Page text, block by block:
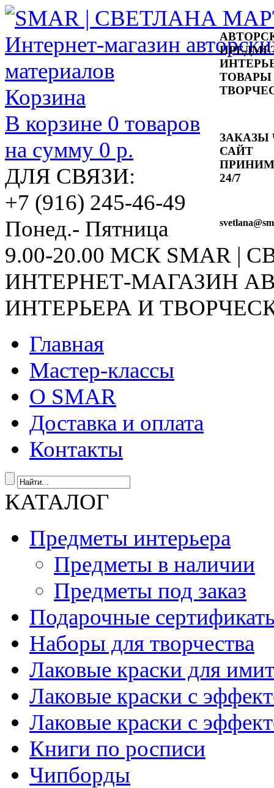
ТОВАРЫ
ЗАКАЗЫ
САЙТ
24/7
svetlana
Корзина
В корзине 0 товаров
на сумму 0 р.
ДЛЯ СВЯЗИ:
+7 (916) 245-46-49
Понед.- Пятница
9.00-20.00 МСК SMAR |
ИНТЕРНЕТ-МАГАЗИН
ИНТЕРЬЕРА И
Главная
Мастер-классы
О SMAR
Доставка и оплата
Контакты
КАТАЛОГ
Предметы интерьера
Предметы в наличии
Предметы под заказ
Подарочные
Наборы для творчества
Лаковые краски для
Лаковые краски с
Лаковые краски с
Книги по росписи
Чипборды